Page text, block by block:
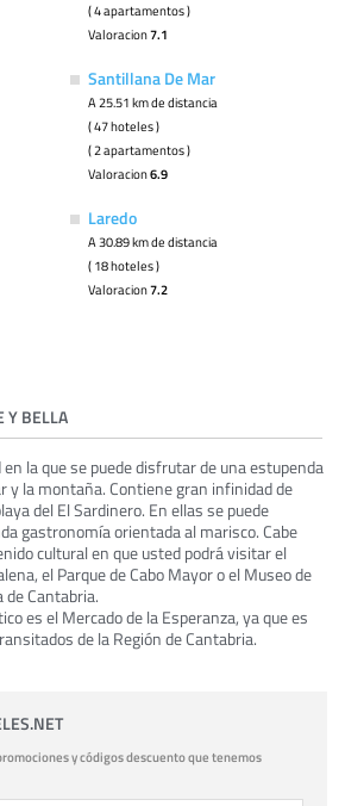
( 4 apartamentos )
Valoracion7.1
Santillana De Mar
A 25.51 km de distancia
( 47 hoteles )
( 2 apartamentos )
Valoracion6.9
Laredo
A 30.89 km de distancia
( 18 hoteles )
Valoracion7.2
Y BELLA
la que se puede disfrutar de una estupenda
y la montaña. Contiene gran infinidad de
del El Sardinero. En ellas se puede
gastronomía orientada al marisco. Cabe
cultural en que usted podrá visitar el
el Parque de Cabo Mayor o el Museo de
de Cantabria.
es el Mercado de la Esperanza, ya que es
de la Región de Cantabria.
y códigos descuento que tenemos